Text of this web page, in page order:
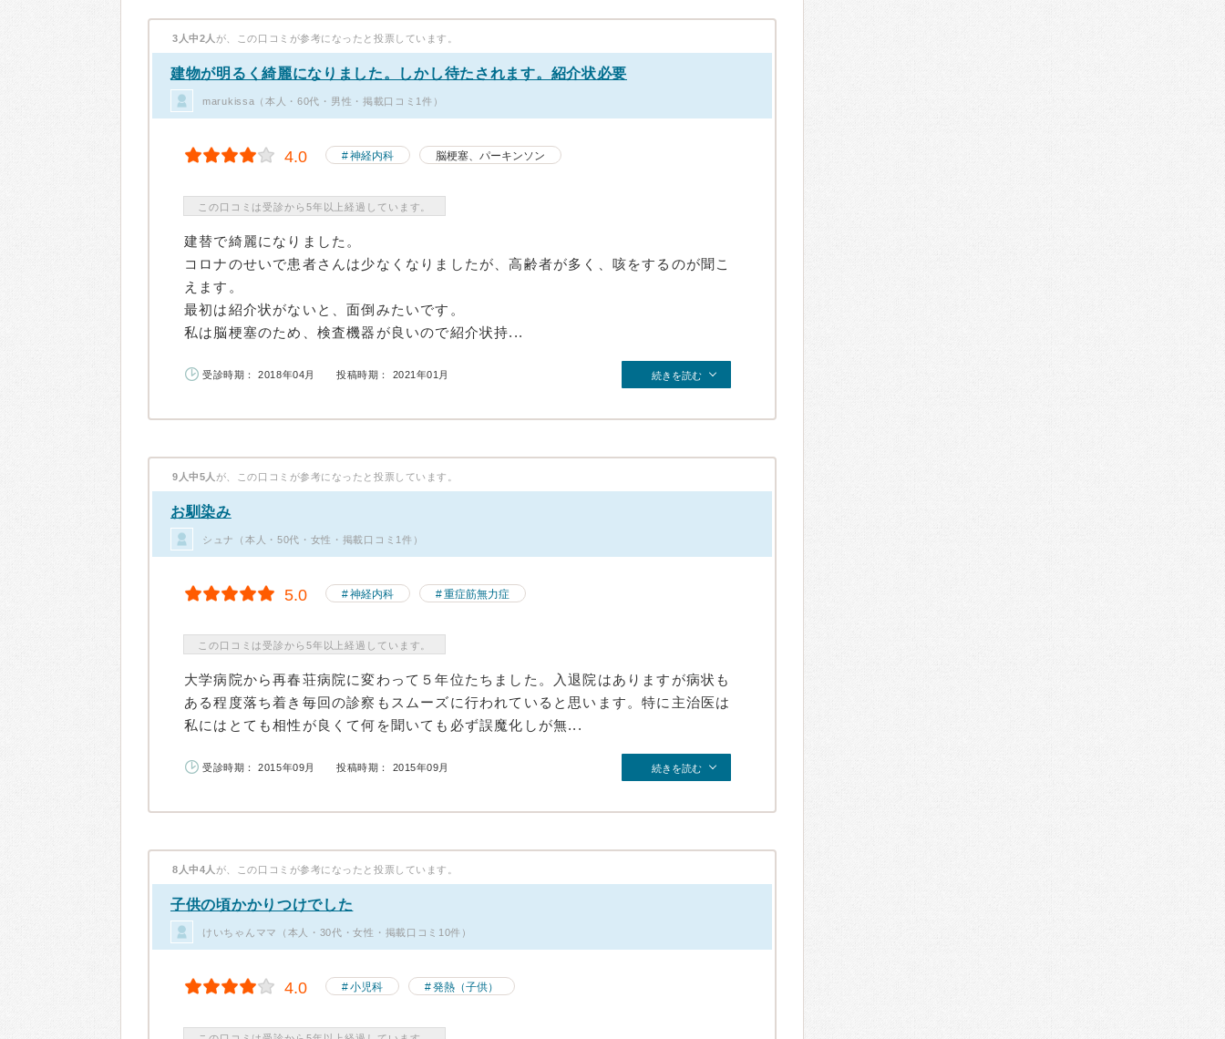
3人中2人 が、この口コミが参考になったと投票しています。
建物が明るく綺麗になりました。しかし待たされます。紹介状必要
marukissa（本人・60代・男性・掲載口コミ1件）
4.0 神経内科 脳梗塞、パーキンソン
この口コミは受診から5年以上経過しています。
建替で綺麗になりました。
コロナのせいで患者さんは少なくなりましたが、高齢者が多く、咳をするのが聞こ
えます。
最初は紹介状がないと、面倒みたいです。
私は脳梗塞のため、検査機器が良いので紹介状持...
受診時期： 2018年04月 投稿時期： 2021年01月 続きを読む
9人中5人 が、この口コミが参考になったと投票しています。
お馴染み
シュナ（本人・50代・女性・掲載口コミ1件）
5.0 神経内科 重症筋無力症
この口コミは受診から5年以上経過しています。
大学病院から再春荘病院に変わって５年位たちました。入退院はありますが病状も
ある程度落ち着き毎回の診察もスムーズに行われていると思います。特に主治医は
私にはとても相性が良くて何を聞いても必ず誤魔化しが無...
受診時期： 2015年09月 投稿時期： 2015年09月 続きを読む
8人中4人 が、この口コミが参考になったと投票しています。
子供の頃かかりつけでした
けいちゃんママ（本人・30代・女性・掲載口コミ10件）
4.0 小児科 発熱（子供）